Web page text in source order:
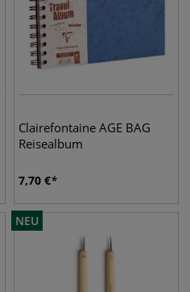
Clairefontaine AGE BAG
Reisealbum
7,70 €
NEU